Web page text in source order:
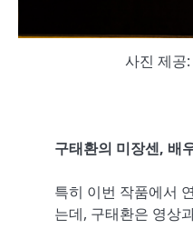
사진 제공
구태환의 미장센, 배
특히 이번 작품에서
는데, 구태환은 영상